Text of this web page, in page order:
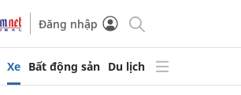
Đăng nhập
Xe Bất động sản Du lịch